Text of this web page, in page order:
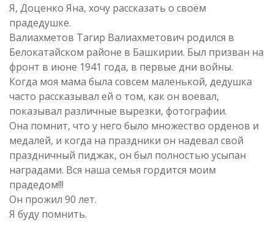
Я, Доценко Яна, хочу рассказать о своём
прадедушке.
Валиахметов Тагир Валиахметович родился в
Белокатайском районе в Башкирии. Был призван на
фронт в июне 1941 года, в первые дни войны.
Когда моя мама была совсем маленькой, дедушка
часто рассказывал ей о том, как он воевал,
показывал различные вырезки, фотографии.
Она помнит, что у него было множество орденов и
медалей, и когда на праздники он надевал свой
праздничный пиджак, он был полностью усыпан
наградами. Вся наша семья гордится моим
прадедом!!!
Он прожил 90 лет.
Я буду помнить.